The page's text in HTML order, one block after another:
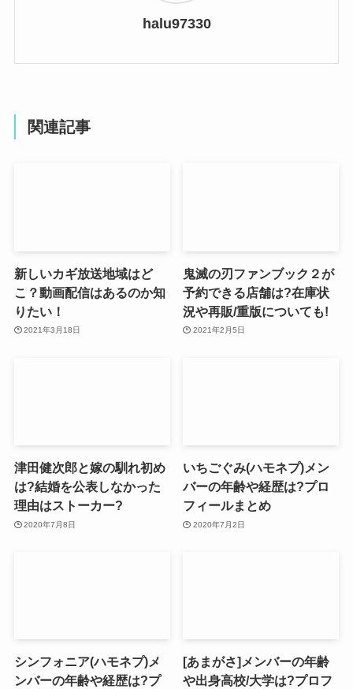
halu97330
関連記事
新しいカギ放送地域はど
こ？動画配信はあるのか知
りたい！
2021年3月18日
鬼滅の刃ファンブック２が
予約できる店舗は?在庫状
況や再販/重版についても!
2021年2月5日
津田健次郎と嫁の馴れ初め
は?結婚を公表しなかった
理由はストーカー?
2020年7月8日
いちごぐみ(ハモネプ)メン
バーの年齢や経歴は?プロ
フィールまとめ
2020年7月2日
シンフォニア(ハモネプ)メ
ンバーの年齢や経歴は?プ
[あまがさ]メンバーの年齢
や出身高校/大学は?プロフ